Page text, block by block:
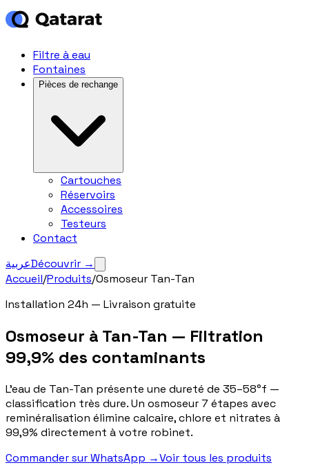
Filtre à eau
Fontaines
Pièces de rechange
Cartouches
Réservoirs
Accessoires
Testeurs
Contact
عربيةDécouvrir →
Accueil/Produits/Osmoseur Tan-Tan
Installation 24h — Livraison gratuite
Osmoseur à Tan-Tan — Filtration
99,9% des contaminants
L'eau de Tan-Tan présente une dureté de 35–58°f —
classification très dure. Un osmoseur 7 étapes avec
reminéralisation élimine calcaire, chlore et nitrates à
99,9% directement à votre robinet.
Commander sur WhatsApp →Voir tous les produits